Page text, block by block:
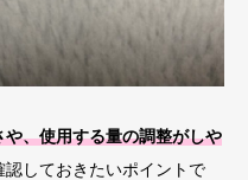
、使用する量の調整がしや
しておきたいポイントで